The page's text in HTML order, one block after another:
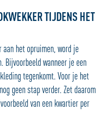
TIJDENS HET
het opruimen, word je
Bijvoorbeeld wanneer je een
tegenkomt. Voor je het
geen stap verder. Zet daarom
van een kwartier per